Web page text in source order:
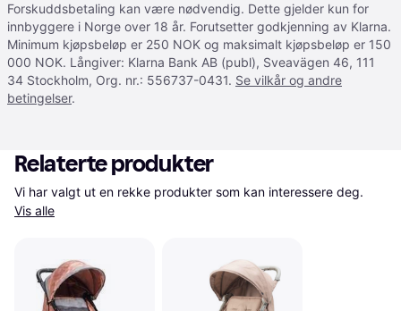
Forskuddsbetaling kan være nødvendig. Dette gjelder kun for
innbyggere i Norge over 18 år. Forutsetter godkjenning av Klarna.
Minimum kjøpsbeløp er 250 NOK og maksimalt kjøpsbeløp er 150
000 NOK. Långiver: Klarna Bank AB (publ), Sveavägen 46, 111
34 Stockholm, Org. nr.: 556737-0431. Se vilkår og andre
betingelser.
Relaterte produkter
Vis alle